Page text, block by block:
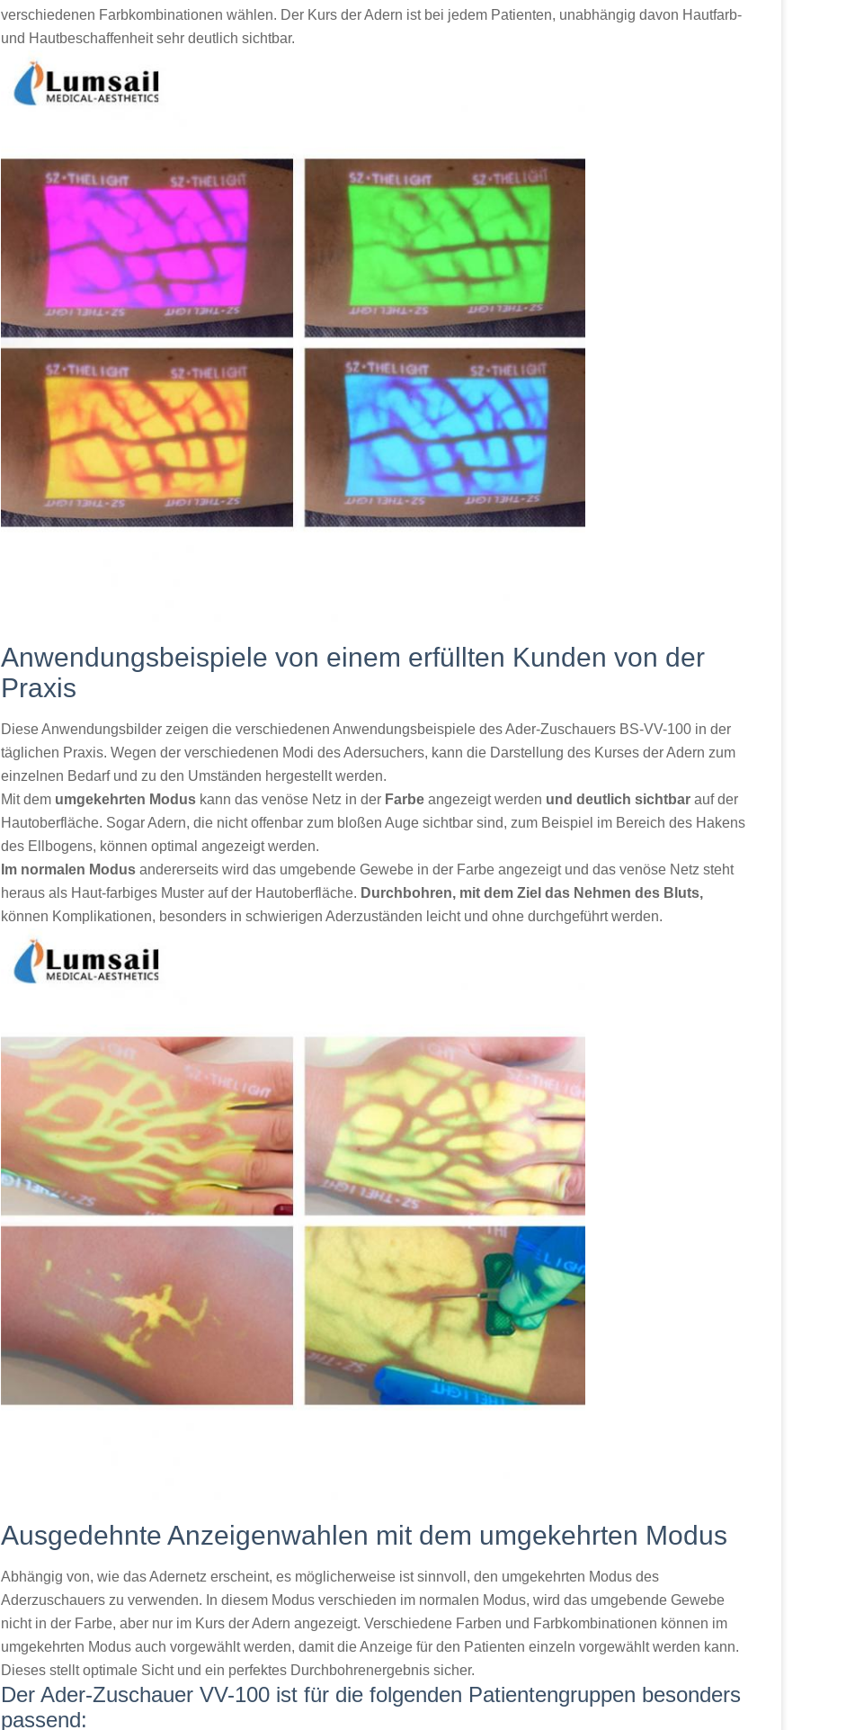
verschiedenen Farbkombinationen wählen. Der Kurs der Adern ist bei jedem Patienten, unabhängig davon Hautfarb-
und Hautbeschaffenheit sehr deutlich sichtbar.
Anwendungsbeispiele von einem erfüllten Kunden von der
Praxis
Diese Anwendungsbilder zeigen die verschiedenen Anwendungsbeispiele des Ader-Zuschauers BS-VV-100 in der
täglichen Praxis. Wegen der verschiedenen Modi des Adersuchers, kann die Darstellung des Kurses der Adern zum
einzelnen Bedarf und zu den Umständen hergestellt werden.
Mit dem umgekehrten Modus kann das venöse Netz in der Farbe angezeigt werden und deutlich sichtbar auf der
Hautoberfläche. Sogar Adern, die nicht offenbar zum bloßen Auge sichtbar sind, zum Beispiel im Bereich des Hakens
des Ellbogens, können optimal angezeigt werden.
Im normalen Modus andererseits wird das umgebende Gewebe in der Farbe angezeigt und das venöse Netz steht
heraus als Haut-farbiges Muster auf der Hautoberfläche. Durchbohren, mit dem Ziel das Nehmen des Bluts,
können Komplikationen, besonders in schwierigen Aderzuständen leicht und ohne durchgeführt werden.
Ausgedehnte Anzeigenwahlen mit dem umgekehrten Modus
Abhängig von, wie das Adernetz erscheint, es möglicherweise ist sinnvoll, den umgekehrten Modus des
Aderzuschauers zu verwenden. In diesem Modus verschieden im normalen Modus, wird das umgebende Gewebe
nicht in der Farbe, aber nur im Kurs der Adern angezeigt. Verschiedene Farben und Farbkombinationen können im
umgekehrten Modus auch vorgewählt werden, damit die Anzeige für den Patienten einzeln vorgewählt werden kann.
Dieses stellt optimale Sicht und ein perfektes Durchbohrenergebnis sicher.
Der Ader-Zuschauer VV-100 ist für die folgenden Patientengruppen besonders
passend: